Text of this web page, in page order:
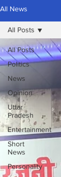
All News
All Posts
Politics
News
Opinion
Uttar
Pradesh
Entertainment
Short
News
Personality
All Posts